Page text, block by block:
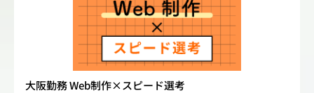
大阪勤務 Web制作×スピード選考